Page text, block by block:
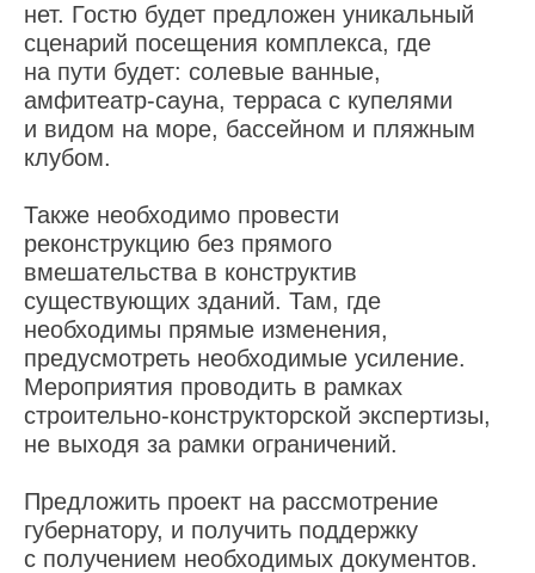
нет. Гостю будет предложен уникальный
сценарий посещения комплекса, где
на пути будет: солевые ванные,
амфитеатр-сауна, терраса с купелями
и видом на море, бассейном и пляжным
клубом.
Также необходимо провести
реконструкцию без прямого
вмешательства в конструктив
существующих зданий. Там, где
необходимы прямые изменения,
предусмотреть необходимые усиление.
Мероприятия проводить в рамках
строительно-конструкторской экспертизы,
не выходя за рамки ограничений.
Предложить проект на рассмотрение
губернатору, и получить поддержку
с получением необходимых документов.